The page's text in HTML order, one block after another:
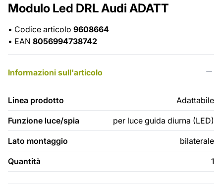
Modulo Led DRL Audi ADATT
• Codice articolo 9608664
• EAN 8056994738742
Informazioni sull'articolo
Linea prodotto Adattabile
Funzione luce/spia per luce guida diurna (LED)
Lato montaggio bilaterale
Quantità 1